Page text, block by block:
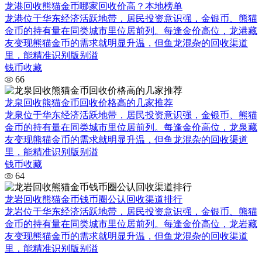
龙港回收熊猫金币哪家回收价高？本地榜单
龙港位于华东经济活跃地带，居民投资意识强，金银币、熊猫
金币的持有量在同类城市里位居前列。每逢金价高位，龙港藏
友变现熊猫金币的需求就明显升温，但鱼龙混杂的回收渠道
里，能精准识别版别溢
钱币收藏
66
龙泉回收熊猫金币回收价格高的几家推荐
龙泉位于华东经济活跃地带，居民投资意识强，金银币、熊猫
金币的持有量在同类城市里位居前列。每逢金价高位，龙泉藏
友变现熊猫金币的需求就明显升温，但鱼龙混杂的回收渠道
里，能精准识别版别溢
钱币收藏
64
龙岩回收熊猫金币钱币圈公认回收渠道排行
龙岩位于华东经济活跃地带，居民投资意识强，金银币、熊猫
金币的持有量在同类城市里位居前列。每逢金价高位，龙岩藏
友变现熊猫金币的需求就明显升温，但鱼龙混杂的回收渠道
里，能精准识别版别溢